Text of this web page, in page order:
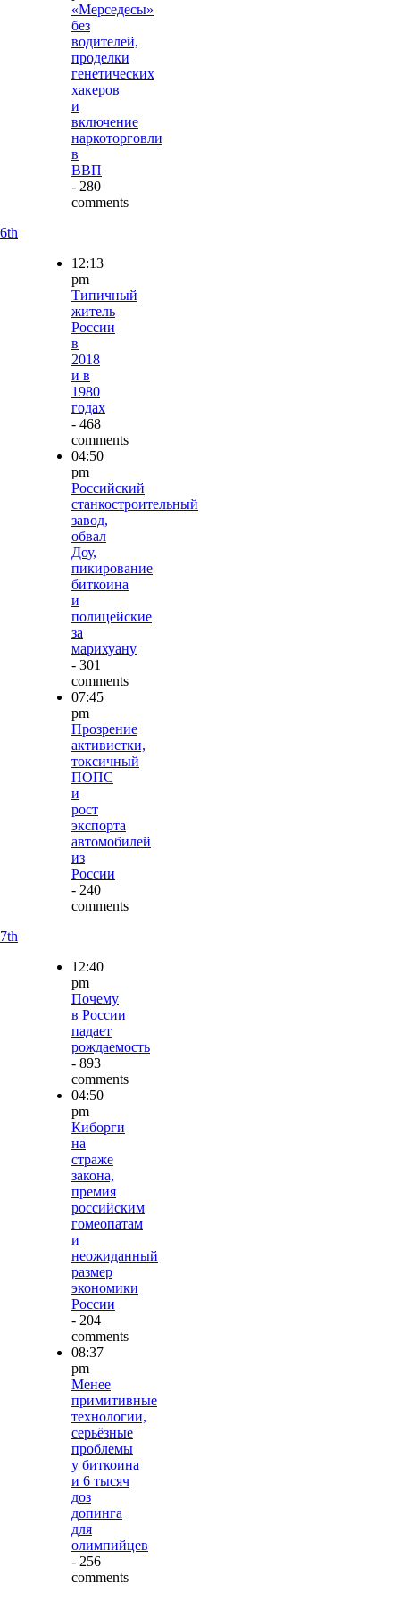
«Мерседесы»
без
водителей,
проделки
генетических
хакеров
и
включение
наркоторговли
в
ВВП
- 280
comments
6th
12:13
pm
Типичный
житель
России
в
2018
и в
1980
годах
- 468
comments
04:50
pm
Российский
станкостроительный
завод,
обвал
Доу,
пикирование
биткоина
и
полицейские
за
марихуану
- 301
comments
07:45
pm
Прозрение
активистки,
токсичный
ПОПС
и
рост
экспорта
автомобилей
из
России
- 240
comments
7th
12:40
pm
Почему
в России
падает
рождаемость
- 893
comments
04:50
pm
Киборги
на
страже
закона,
премия
российским
гомеопатам
и
неожиданный
размер
экономики
России
- 204
comments
08:37
pm
Менее
примитивные
технологии,
серьёзные
проблемы
у биткоина
и 6 тысяч
доз
допинга
для
олимпийцев
- 256
comments